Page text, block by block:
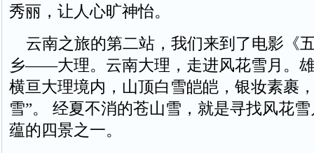
秀丽，让人心旷神怡。
云南之旅的第二站，我们来到了电影《
乡——大理。云南大理，走进风花雪月。
横亘大理境内，山顶白雪皑皑，银妆素裹
雪”。 经夏不消的苍山雪，就是寻找风花
蕴的四景之一。